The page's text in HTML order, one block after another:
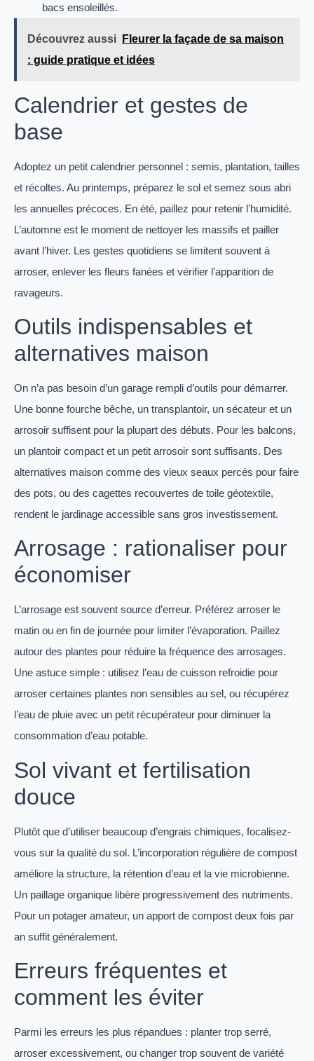
bacs ensoleillés.
Découvrez aussi
Fleurer la façade de sa maison
: guide pratique et idées
Calendrier et gestes de
base
Adoptez un petit calendrier personnel : semis, plantation, tailles
et récoltes. Au printemps, préparez le sol et semez sous abri
les annuelles précoces. En été, paillez pour retenir l’humidité.
L’automne est le moment de nettoyer les massifs et pailler
avant l’hiver. Les gestes quotidiens se limitent souvent à
arroser, enlever les fleurs fanées et vérifier l’apparition de
ravageurs.
Outils indispensables et
alternatives maison
On n’a pas besoin d’un garage rempli d’outils pour démarrer.
Une bonne fourche bêche, un transplantoir, un sécateur et un
arrosoir suffisent pour la plupart des débuts. Pour les balcons,
un plantoir compact et un petit arrosoir sont suffisants. Des
alternatives maison comme des vieux seaux percés pour faire
des pots, ou des cagettes recouvertes de toile géotextile,
rendent le jardinage accessible sans gros investissement.
Arrosage : rationaliser pour
économiser
L’arrosage est souvent source d’erreur. Préférez arroser le
matin ou en fin de journée pour limiter l’évaporation. Paillez
autour des plantes pour réduire la fréquence des arrosages.
Une astuce simple : utilisez l’eau de cuisson refroidie pour
arroser certaines plantes non sensibles au sel, ou récupérez
l’eau de pluie avec un petit récupérateur pour diminuer la
consommation d’eau potable.
Sol vivant et fertilisation
douce
Plutôt que d’utiliser beaucoup d’engrais chimiques, focalisez-
vous sur la qualité du sol. L’incorporation régulière de compost
améliore la structure, la rétention d’eau et la vie microbienne.
Un paillage organique libère progressivement des nutriments.
Pour un potager amateur, un apport de compost deux fois par
an suffit généralement.
Erreurs fréquentes et
comment les éviter
Parmi les erreurs les plus répandues : planter trop serré,
arroser excessivement, ou changer trop souvent de variété